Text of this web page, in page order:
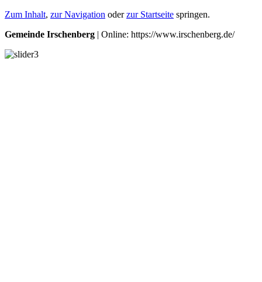
Zum Inhalt, zur Navigation oderzur Startseite springen.
Gemeinde Irschenberg | Online: https://www.irschenberg.de/